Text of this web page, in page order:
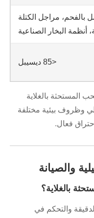
بالفحم، مراجل الكتلة
أنظمة البخار الصناعية
<85 ديسيبل
المستحثة بالغلاية
وظروف بيئية مختلفة
فعال.
بالغلاية؟
والتحكم في